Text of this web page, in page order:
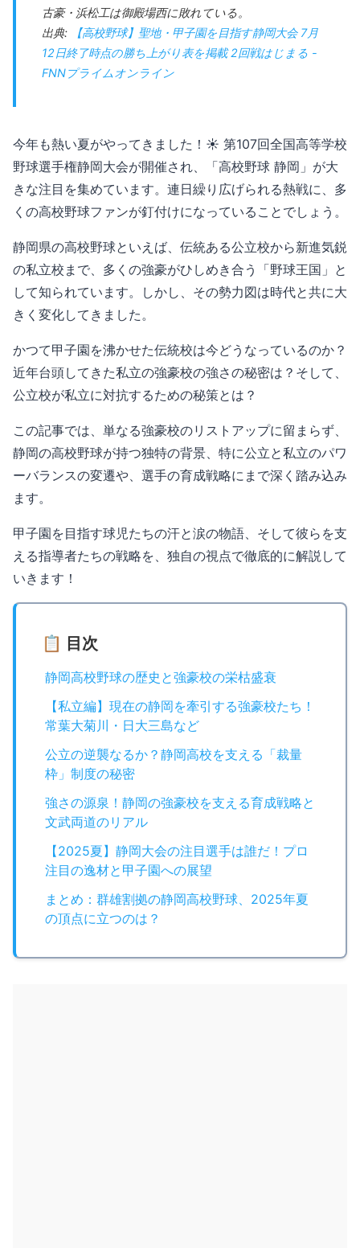
古豪・浜松工は御殿場西に敗れている。
出典:
【高校野球】聖地・甲子園を目指す静岡大会 7月
12日終了時点の勝ち上がり表を掲載 2回戦はじまる -
FNNプライムオンライン
今年も熱い夏がやってきました！☀️ 第107回全国高等学校
野球選手権静岡大会が開催され、「高校野球 静岡」が大
きな注目を集めています。連日繰り広げられる熱戦に、多
くの高校野球ファンが釘付けになっていることでしょう。
静岡県の高校野球といえば、伝統ある公立校から新進気鋭
の私立校まで、多くの強豪がひしめき合う「野球王国」と
して知られています。しかし、その勢力図は時代と共に大
きく変化してきました。
かつて甲子園を沸かせた伝統校は今どうなっているのか？
近年台頭してきた私立の強豪校の強さの秘密は？そして、
公立校が私立に対抗するための秘策とは？
この記事では、単なる強豪校のリストアップに留まらず、
静岡の高校野球が持つ独特の背景、特に公立と私立のパワ
ーバランスの変遷や、選手の育成戦略にまで深く踏み込み
ます。
甲子園を目指す球児たちの汗と涙の物語、そして彼らを支
える指導者たちの戦略を、独自の視点で徹底的に解説して
いきます！
📋 目次
静岡高校野球の歴史と強豪校の栄枯盛衰
【私立編】現在の静岡を牽引する強豪校たち！
常葉大菊川・日大三島など
公立の逆襲なるか？静岡高校を支える「裁量
枠」制度の秘密
強さの源泉！静岡の強豪校を支える育成戦略と
文武両道のリアル
【2025夏】静岡大会の注目選手は誰だ！プロ
注目の逸材と甲子園への展望
まとめ：群雄割拠の静岡高校野球、2025年夏
の頂点に立つのは？